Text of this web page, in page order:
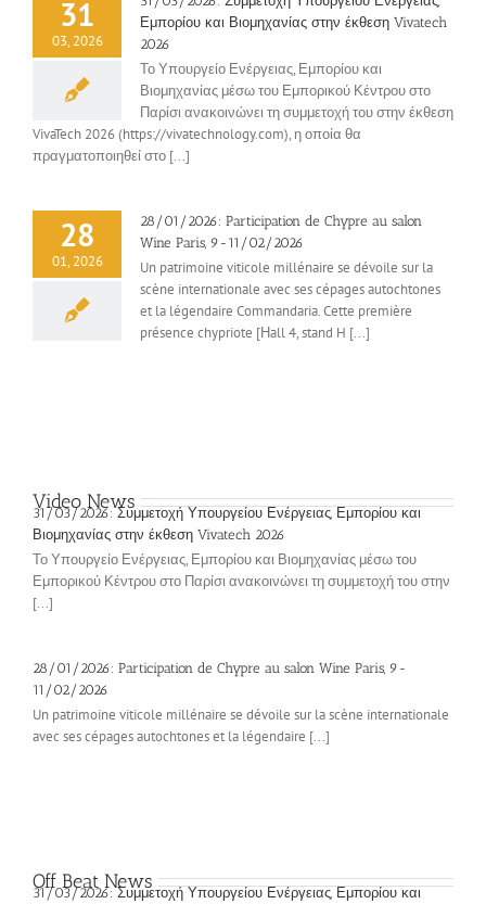
31
03, 2026
Εμπορίου και Βιομηχανίας στην έκθεση Vivatech
2026
Το Υπουργείο Ενέργειας, Εμπορίου και
Βιομηχανίας μέσω του Εμπορικού Κέντρου στο
Παρίσι ανακοινώνει τη συμμετοχή του στην έκθεση
VivaTech 2026 (https://vivatechnology.com), η οποία θα
πραγματοποιηθεί στο [...]
28
01, 2026
28/01/2026: Participation de Chypre au salon
Wine Paris, 9-11/02/2026
Un patrimoine viticole millénaire se dévoile sur la
scène internationale avec ses cépages autochtones
et la légendaire Commandaria. Cette première
présence chypriote [Ηall 4, stand H [...]
Video News
31/03/2026: Συμμετοχή Υπουργείου Ενέργειας, Εμπορίου και
Βιομηχανίας στην έκθεση Vivatech 2026
Το Υπουργείο Ενέργειας, Εμπορίου και Βιομηχανίας μέσω του
Εμπορικού Κέντρου στο Παρίσι ανακοινώνει τη συμμετοχή του στην
[...]
28/01/2026: Participation de Chypre au salon Wine Paris, 9-
11/02/2026
Un patrimoine viticole millénaire se dévoile sur la scène internationale
avec ses cépages autochtones et la légendaire [...]
Off Beat News
31/03/2026: Συμμετοχή Υπουργείου Ενέργειας, Εμπορίου και